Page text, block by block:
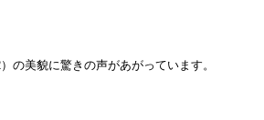
の美貌に驚きの声があがっています。